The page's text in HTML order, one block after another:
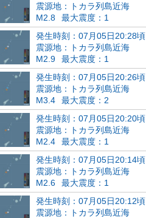
震源地：トカラ列島近海
M2.8
最大震度：1
発生時刻：07月05日20:28頃
震源地：トカラ列島近海
M2.9
最大震度：1
発生時刻：07月05日20:26頃
震源地：トカラ列島近海
M3.4
最大震度：2
発生時刻：07月05日20:20頃
震源地：トカラ列島近海
M2.4
最大震度：1
発生時刻：07月05日20:14頃
震源地：トカラ列島近海
M2.6
最大震度：1
発生時刻：07月05日20:12頃
震源地：トカラ列島近海